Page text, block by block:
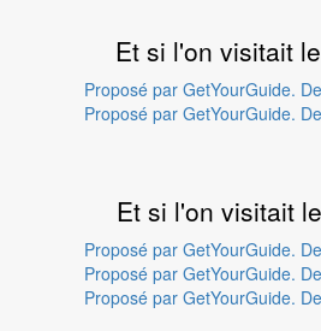
Et si l'on visitait
Proposé par GetYourGuide.
Proposé par GetYourGuide.
Et si l'on visitait
Proposé par GetYourGuide.
Proposé par GetYourGuide.
Proposé par GetYourGuide.